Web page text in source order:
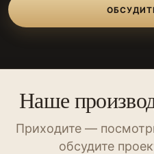
Наше
Приходите —
обсудите